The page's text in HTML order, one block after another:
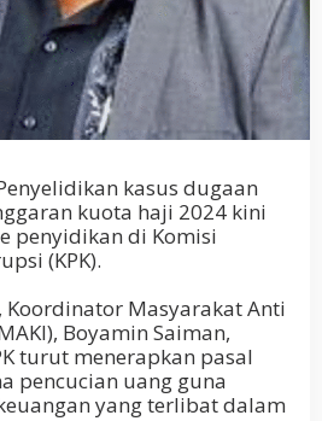
kasus dugaan
kuota haji 2024 kini
penyidikan di Komisi
(KPK).
Masyarakat Anti
Boyamin Saiman,
turut menerapkan pasal
pencucian uang guna
yang terlibat dalam